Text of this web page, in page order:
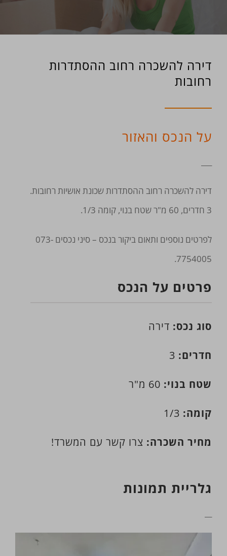
דירה להשכרה רחוב ההסתדרות
רחובות
על הנכס והאזור
דירה להשכרה רחוב ההסתדרות שכונת אושיות רחובות.
3 חדרים, 60 מ"ר שטח בנוי, קומה 1/3.
לפרטים נוספים ותאום ביקור בנכס – סיני נכסים 073-
7754005.
פרטים על הנכס
סוג נכס: דירה
חדרים:
שטח בנוי:
קומה:
מחיר השכרה: צרו קשר עם המשרד!
גלריית תמונות